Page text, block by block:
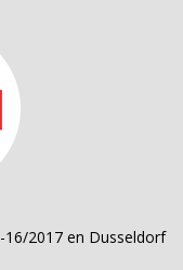
16/2017 en Dusseldorf